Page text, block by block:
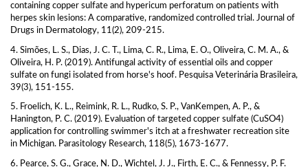
containing copper sulfate and hypericum perforatum on patients with
herpes skin lesions: A comparative, randomized controlled trial. Journal of
Drugs in Dermatology, 11(2), 209-215.
4. Simões, L. S., Dias, J. C. T., Lima, C. R., Lima, E. O., Oliveira, C. M. A., &
Oliveira, H. P. (2019). Antifungal activity of essential oils and copper
sulfate on fungi isolated from horse's hoof. Pesquisa Veterinária Brasileira,
39(3), 151-155.
5. Froelich, K. L., Reimink, R. L., Rudko, S. P., VanKempen, A. P., &
Hanington, P. C. (2019). Evaluation of targeted copper sulfate (CuSO4)
application for controlling swimmer's itch at a freshwater recreation site
in Michigan. Parasitology Research, 118(5), 1673-1677.
6. Pearce, S. G., Grace, N. D., Wichtel, J. J., Firth, E. C., & Fennessy, P. F.